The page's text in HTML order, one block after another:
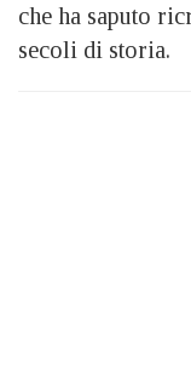
che ha saputo
secoli di storia.